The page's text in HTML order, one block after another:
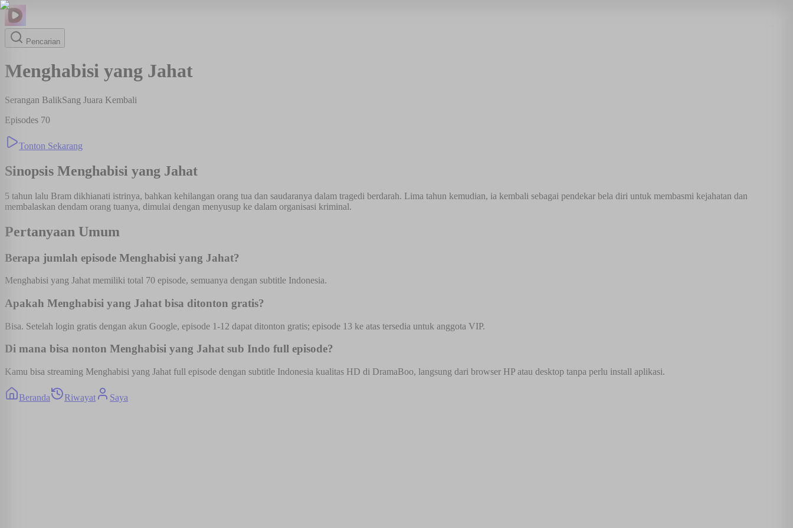
Pencarian
Menghabisi yang Jahat
Serangan BalikSang Juara Kembali
Episodes 70
Tonton Sekarang
Sinopsis Menghabisi yang Jahat
5 tahun lalu Bram dikhianati istrinya, bahkan kehilangan orang tua dan saudaranya dalam tragedi berdarah. Lima tahun kemudian, ia kembali sebagai pendekar bela diri untuk membasmi kejahatan dan
membalaskan dendam orang tuanya, dimulai dengan menyusup ke dalam organisasi kriminal.
Pertanyaan Umum
Berapa jumlah episode Menghabisi yang Jahat?
Menghabisi yang Jahat memiliki total 70 episode, semuanya dengan subtitle Indonesia.
Apakah Menghabisi yang Jahat bisa ditonton gratis?
Bisa. Setelah login gratis dengan akun Google, episode 1-12 dapat ditonton gratis; episode 13 ke atas tersedia untuk anggota VIP.
Di mana bisa nonton Menghabisi yang Jahat sub Indo full episode?
Kamu bisa streaming Menghabisi yang Jahat full episode dengan subtitle Indonesia kualitas HD di DramaBoo, langsung dari browser HP atau desktop tanpa perlu install aplikasi.
Beranda Riwayat Saya